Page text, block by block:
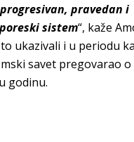
pravedan i
sistem“, kaže
ukazivali i u periodu
savet pregovarao o
godinu.